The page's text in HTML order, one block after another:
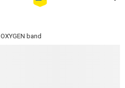
OXYGEN band